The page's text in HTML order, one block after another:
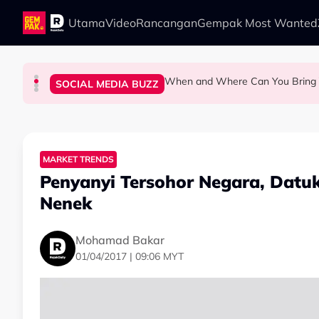
Skip to main content
UtamaVideoRancanganGempak Most Wanted
LIFESTYLE This Malaysian Father-Daughter Duo Flew
SOCIAL MEDIA BUZZ When and Where Can You
SOCIAL MEDIA BUZZ M'sian Woman Shares Touching
SOCIAL MEDIA BUZZ Malaysian Road Users Praised
MARKET TRENDS
Penyanyi Tersohor Negara,
Nenek
Mohamad Bakar
01/04/2017 | 09:06 MYT